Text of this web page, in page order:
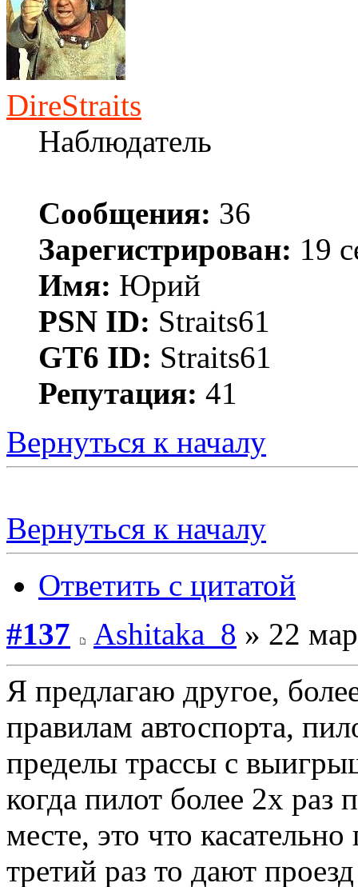
DireStraits
Наблюдатель
Сообщения: 36
Зарегистрирован: 19
Имя: Юрий
PSN ID: Straits61
GT6 ID: Straits61
Репутация: 41
Вернуться к началу
Вернуться к началу
Ответить с цитатой
#137
Ashitaka_8 » 22
Я предлагаю другое,
правилам автоспорта,
пределы трассы с
когда пилот более 2х
месте, это что
третий раз то дают